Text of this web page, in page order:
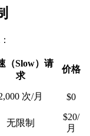
（Slow）请
求
价格
次/月 $0
无限制
$20/
月